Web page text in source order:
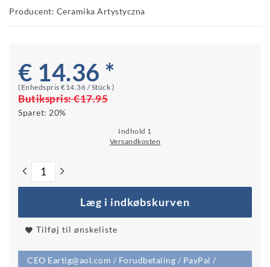
Producent: Ceramika Artystyczna
€ 14.36 *
(Enhedspris €14.36 / Stück )
Butikspris:€17.95
Sparet: 20%
Indhold 1
Versandkosten
Læg i indkøbskurven
Tilføj til ønskeliste
CEO Eartig@aol.com / Forudbetaling / PayPal /